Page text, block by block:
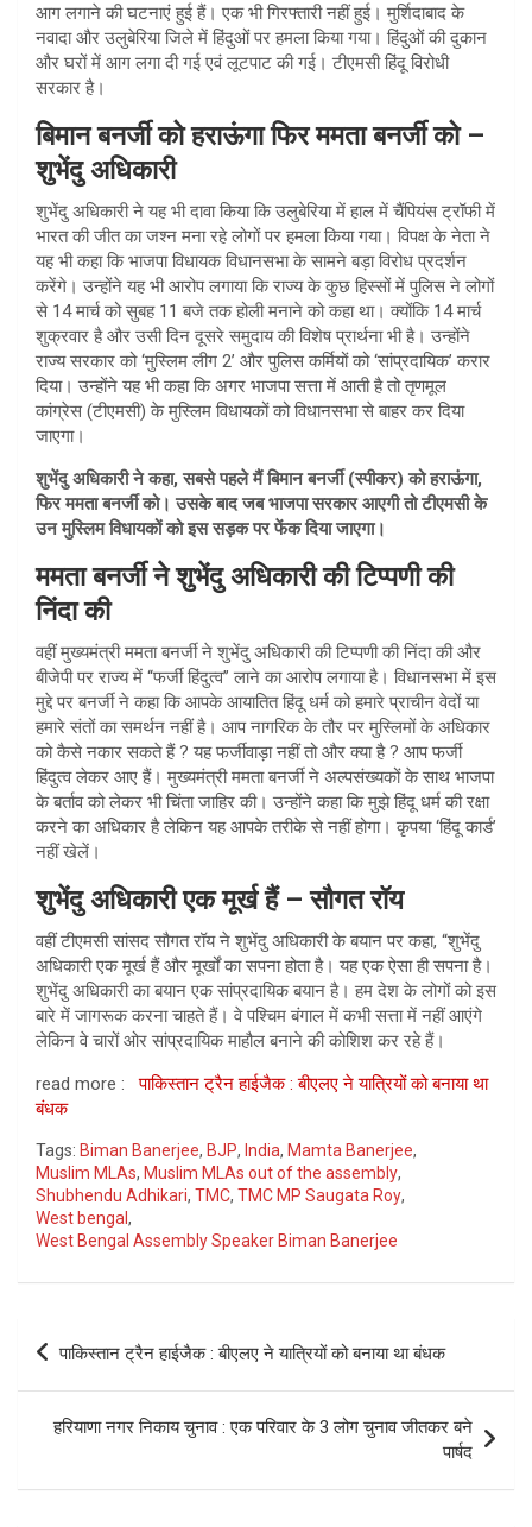
आग लगाने की घटनाएं हुई हैं। एक भी गिरफ्तारी नहीं हुई। मुर्शिदाबाद के
नवादा और उलुबेरिया जिले में हिंदुओं पर हमला किया गया। हिंदुओं की दुकान
और घरों में आग लगा दी गई एवं लूटपाट की गई। टीएमसी हिंदू विरोधी
सरकार है।
बिमान बनर्जी को हराऊंगा फिर ममता बनर्जी को –
शुभेंदु अधिकारी
शुभेंदु अधिकारी ने यह भी दावा किया कि उलुबेरिया में हाल में चैंपियंस ट्रॉफी में
भारत की जीत का जश्न मना रहे लोगों पर हमला किया गया। विपक्ष के नेता ने
यह भी कहा कि भाजपा विधायक विधानसभा के सामने बड़ा विरोध प्रदर्शन
करेंगे। उन्होंने यह भी आरोप लगाया कि राज्य के कुछ हिस्सों में पुलिस ने लोगों
से 14 मार्च को सुबह 11 बजे तक होली मनाने को कहा था। क्योंकि 14 मार्च
शुक्रवार है और उसी दिन दूसरे समुदाय की विशेष प्रार्थना भी है। उन्होंने
राज्य सरकार को ‘मुस्लिम लीग 2’ और पुलिस कर्मियों को ‘सांप्रदायिक’ करार
दिया। उन्होंने यह भी कहा कि अगर भाजपा सत्ता में आती है तो तृणमूल
कांग्रेस (टीएमसी) के मुस्लिम विधायकों को विधानसभा से बाहर कर दिया
जाएगा।
शुभेंदु अधिकारी ने कहा, सबसे पहले मैं बिमान बनर्जी (स्पीकर) को हराऊंगा,
फिर ममता बनर्जी को। उसके बाद जब भाजपा सरकार आएगी तो टीएमसी के
उन मुस्लिम विधायकों को इस सड़क पर फेंक दिया जाएगा।
ममता बनर्जी ने शुभेंदु अधिकारी की टिप्पणी की
निंदा की
वहीं मुख्यमंत्री ममता बनर्जी ने शुभेंदु अधिकारी की टिप्पणी की निंदा की और
बीजेपी पर राज्य में ‘‘फर्जी हिंदुत्व’’ लाने का आरोप लगाया है। विधानसभा में इस
मुद्दे पर बनर्जी ने कहा कि आपके आयातित हिंदू धर्म को हमारे प्राचीन वेदों या
हमारे संतों का समर्थन नहीं है। आप नागरिक के तौर पर मुस्लिमों के अधिकार
को कैसे नकार सकते हैं ? यह फर्जीवाड़ा नहीं तो और क्या है ? आप फर्जी
हिंदुत्व लेकर आए हैं। मुख्यमंत्री ममता बनर्जी ने अल्पसंख्यकों के साथ भाजपा
के बर्ताव को लेकर भी चिंता जाहिर की। उन्होंने कहा कि मुझे हिंदू धर्म की रक्षा
करने का अधिकार है लेकिन यह आपके तरीके से नहीं होगा। कृपया ‘हिंदू कार्ड’
नहीं खेलें।
शुभेंदु अधिकारी एक मूर्ख हैं – सौगत रॉय
वहीं टीएमसी सांसद सौगत रॉय ने शुभेंदु अधिकारी के बयान पर कहा, “शुभेंदु
अधिकारी एक मूर्ख हैं और मूर्खों का सपना होता है। यह एक ऐसा ही सपना है।
शुभेंदु अधिकारी का बयान एक सांप्रदायिक बयान है। हम देश के लोगों को इस
बारे में जागरूक करना चाहते हैं। वे पश्चिम बंगाल में कभी सत्ता में नहीं आएंगे
लेकिन वे चारों ओर सांप्रदायिक माहौल बनाने की कोशिश कर रहे हैं।
read more :पाकिस्तान ट्रैन हाईजैक : बीएलए ने यात्रियों को बनाया था
बंधक
Tags: Biman Banerjee, BJP, India, Mamta Banerjee,
Muslim MLAs, Muslim MLAs out of the assembly,
Shubhendu Adhikari, TMC, TMC MP Saugata Roy,
West bengal ,
West Bengal Assembly Speaker Biman Banerjee
Post
navigation
पाकिस्तान ट्रैन हाईजैक : बीएलए ने यात्रियों को बनाया था बंधक
हरियाणा नगर निकाय चुनाव : एक परिवार के 3 लोग चुनाव जीतकर बने
पार्षद